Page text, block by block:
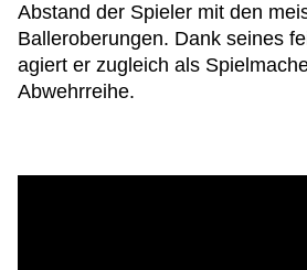
Abstand der Spieler mit den
Balleroberungen. Dank seines
agiert er zugleich als
Abwehrreihe.